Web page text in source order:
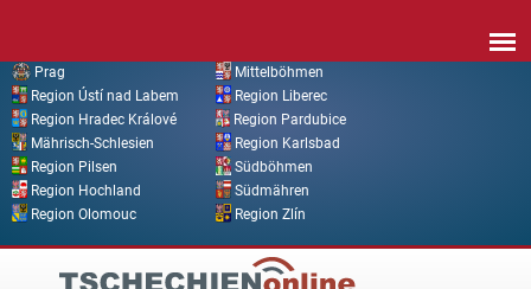
Prag
Mittelböhmen
Region Ústí nad Labem
Region Liberec
Region Hradec Králové
Region Pardubice
Mährisch-Schlesien
Region Karlsbad
Region Pilsen
Südböhmen
Region Hochland
Südmähren
Region Olomouc
Region Zlín